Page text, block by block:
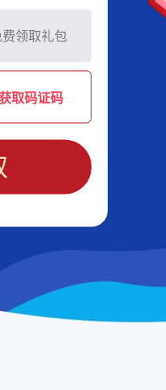
取码证码